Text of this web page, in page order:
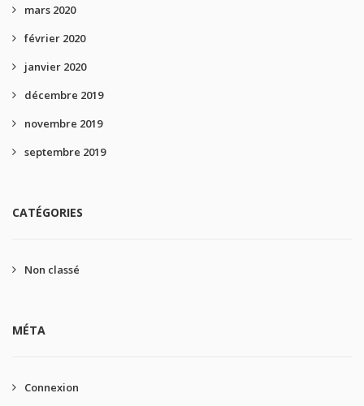
mars 2020
février 2020
janvier 2020
décembre 2019
novembre 2019
septembre 2019
CATÉGORIES
Non classé
MÉTA
Connexion